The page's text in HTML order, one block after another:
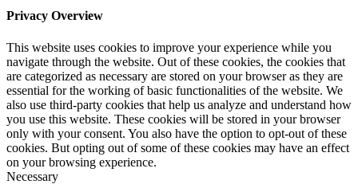
Privacy Overview
This website uses cookies to improve your experience while you
navigate through the website. Out of these cookies, the cookies that
are categorized as necessary are stored on your browser as they are
essential for the working of basic functionalities of the website. We
also use third-party cookies that help us analyze and understand how
you use this website. These cookies will be stored in your browser
only with your consent. You also have the option to opt-out of these
cookies. But opting out of some of these cookies may have an effect
on your browsing experience.
Necessary